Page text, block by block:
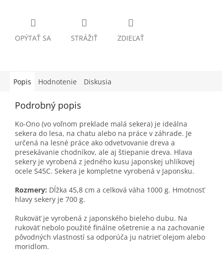
OPÝTAŤ SA STRÁŽIŤ ZDIEĽAŤ
Popis Hodnotenie Diskusia
Podrobný popis
Ko-Ono (vo voľnom preklade malá sekera) je ideálna
sekera do lesa, na chatu alebo na práce v záhrade. Je
určená na lesné práce ako odvetvovanie dreva a
presekávanie chodníkov, ale aj štiepanie dreva. Hlava
sekery je vyrobená z jedného kusu japonskej uhlíkovej
ocele S45C. Sekera je kompletne vyrobená v Japonsku.
Rozmery: Dĺžka 45,8 cm a celková váha 1000 g. Hmotnosť
hlavy sekery je 700 g.
Rukoväť je vyrobená z japonského bieleho dubu. Na
rukoväť nebolo použité finálne ošetrenie a na zachovanie
pôvodných vlastností sa odporúča ju natrieť olejom alebo
moridlom.